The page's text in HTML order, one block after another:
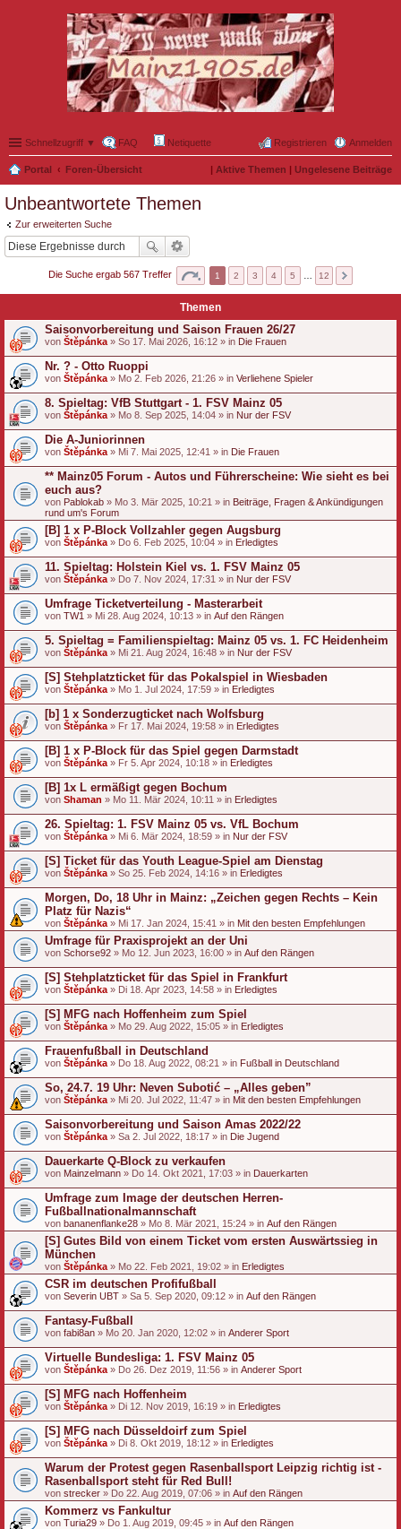
Schnellzugriff ▼ FAQ Netiquette Anmelden
Registrieren
Portal Foren-Übersicht | Aktive Themen | Ungelesene Beiträge
Unbeantwortete Themen
Zur erweiterten Suche
Die Suche ergab 567 Treffer 1 2 3 4 5 12
Themen
Saisonvorbereitung und Saison Frauen 26/27
von Štěpánka » So 17. Mai 2026, 16:12 » in Die Frauen
Nr. ? - Otto Ruoppi
von Štěpánka » Mo 2. Feb 2026, 21:26 » in Verliehene Spieler
8. Spieltag: VfB Stuttgart - 1. FSV Mainz 05
von Štěpánka » Mo 8. Sep 2025, 14:04 » in Nur der FSV
Die A-Juniorinnen
von Štěpánka » Mi 7. Mai 2025, 12:41 » in Die Frauen
** Mainz05 Forum - Autos und Führerscheine: Wie sieht es bei
euch aus?
von Pablokab » Mo 3. Mär 2025, 10:21 » in Beiträge, Fragen & Ankündigungen
rund um's Forum
[B] 1 x P-Block Vollzahler gegen Augsburg
von Štěpánka » Do 6. Feb 2025, 10:04 » in Erledigtes
11. Spieltag: Holstein Kiel vs. 1. FSV Mainz 05
von Štěpánka » Do 7. Nov 2024, 17:31 » in Nur der FSV
Umfrage Ticketverteilung - Masterarbeit
von TW1 » Mi 28. Aug 2024, 10:13 » in Auf den Rängen
5. Spieltag = Familienspieltag: Mainz 05 vs. 1. FC Heidenheim
von Štěpánka » Mi 21. Aug 2024, 16:48 » in Nur der FSV
[S] Stehplatzticket für das Pokalspiel in Wiesbaden
von Štěpánka » Mo 1. Jul 2024, 17:59 » in Erledigtes
[b] 1 x Sonderzugticket nach Wolfsburg
von Štěpánka » Fr 17. Mai 2024, 19:58 » in Erledigtes
[B] 1 x P-Block für das Spiel gegen Darmstadt
von Štěpánka » Fr 5. Apr 2024, 10:18 » in Erledigtes
[B] 1x L ermäßigt gegen Bochum
von Shaman » Mo 11. Mär 2024, 10:11 » in Erledigtes
26. Spieltag: 1. FSV Mainz 05 vs. VfL Bochum
von Štěpánka » Mi 6. Mär 2024, 18:59 » in Nur der FSV
[S] Ticket für das Youth League-Spiel am Dienstag
von Štěpánka » So 25. Feb 2024, 14:16 » in Erledigtes
Morgen, Do, 18 Uhr in Mainz: „Zeichen gegen Rechts – Kein
Platz für Nazis“
von Štěpánka » Mi 17. Jan 2024, 15:41 » in Mit den besten Empfehlungen
Umfrage für Praxisprojekt an der Uni
von Schorse92 » Mo 12. Jun 2023, 16:00 » in Auf den Rängen
[S] Stehplatzticket für das Spiel in Frankfurt
von Štěpánka » Di 18. Apr 2023, 14:58 » in Erledigtes
[S] MFG nach Hoffenheim zum Spiel
von Štěpánka » Mo 29. Aug 2022, 15:05 » in Erledigtes
Frauenfußball in Deutschland
von Štěpánka » Do 18. Aug 2022, 08:21 » in Fußball in Deutschland
So, 24.7. 19 Uhr: Neven Subotić – „Alles geben”
von Štěpánka » Mi 20. Jul 2022, 11:47 » in Mit den besten Empfehlungen
Saisonvorbereitung und Saison Amas 2022/22
von Štěpánka » Sa 2. Jul 2022, 18:17 » in Die Jugend
Dauerkarte Q-Block zu verkaufen
von Mainzelmann » Do 14. Okt 2021, 17:03 » in Dauerkarten
Umfrage zum Image der deutschen Herren-
Fußballnationalmannschaft
von bananenflanke28 » Mo 8. Mär 2021, 15:24 » in Auf den Rängen
[S] Gutes Bild von einem Ticket vom ersten Auswärtssieg in
München
von Štěpánka » Mo 22. Feb 2021, 19:02 » in Erledigtes
CSR im deutschen Profifußball
von Severin UBT » Sa 5. Sep 2020, 09:12 » in Auf den Rängen
Fantasy-Fußball
von fabi8an » Mo 20. Jan 2020, 12:02 » in Anderer Sport
Virtuelle Bundesliga: 1. FSV Mainz 05
von Štěpánka » Do 26. Dez 2019, 11:56 » in Anderer Sport
[S] MFG nach Hoffenheim
von Štěpánka » Di 12. Nov 2019, 16:19 » in Erledigtes
[S] MFG nach Düsseldoirf zum Spiel
von Štěpánka » Di 8. Okt 2019, 18:12 » in Erledigtes
Warum der Protest gegen Rasenballsport Leipzig richtig ist -
Rasenballsport steht für Red Bull!
von strecker » Do 22. Aug 2019, 07:06 » in Auf den Rängen
Kommerz vs Fankultur
von Turia29 » Do 1. Aug 2019, 09:45 » in Auf den Rängen